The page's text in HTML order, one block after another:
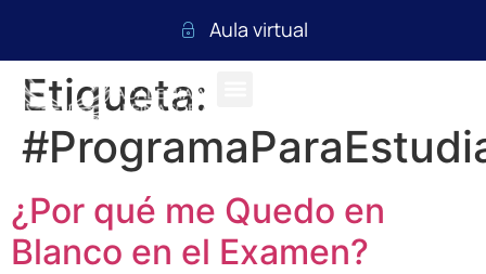
Aula virtual
Etiqueta:
¿Por qué me Quedo en
Blanco en el Examen?